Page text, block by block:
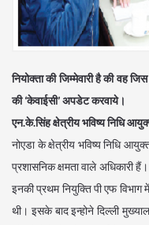
नियोक्ता की जिम्मेवारी है की वह
की ‘केवाईसी’ अपडेट करवाये।
एन.के.सिंह क्षेत्रीय भविष्य निधि
नोएडा के क्षेत्रीय भविष्य निधि
प्रशासनिक क्षमता वाले अधिकारी
इनकी प्रथम नियुक्ति पी एफ
थी। इसके बाद इन्होने दिल्ली